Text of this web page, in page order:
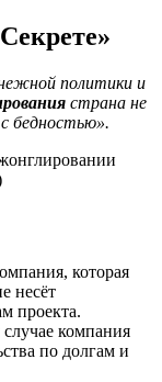
политики и
страна не
бедностью».
которая
несёт
проекта.
компания
по долгам и